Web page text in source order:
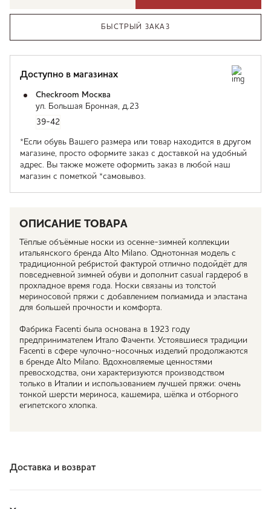
БЫСТРЫЙ ЗАКАЗ
Доступно в магазинах
Checkroom Москва
ул. Большая Бронная, д.23
39-42
*Если обувь Вашего размера или товар находится в другом
магазине, просто оформите заказ с доставкой на удобный
адрес. Вы также можете оформить заказ в любой наш
магазин с пометкой *самовывоз.
ОПИСАНИЕ ТОВАРА
Тёплые объёмные носки из осенне-зимней коллекции
итальянского бренда Alto Milano. Однотонная модель с
традиционной ребристой фактурой отлично подойдёт для
повседневной зимней обуви и дополнит casual гардероб в
прохладное время года. Носки связаны из толстой
мериносовой пряжи с добавлением полиамида и эластана
для большей прочности и комфорта.
Фабрика Facenti была основана в 1923 году
предпринимателем Итало Фаченти. Устоявшиеся традиции
Facenti в сфере чулочно-носочных изделий продолжаются
в бренде Аlto Milano. Вдохновляемые ценностями
превосходства, они характеризуются производством
только в Италии и использованием лучшей пряжи: очень
тонкой шерсти мериноса, кашемира, шёлка и отборного
египетского хлопка.
Доставка и возврат